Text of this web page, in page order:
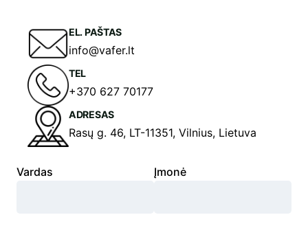
EL. PAŠTAS
info@vafer.lt
TEL
+370 627 70177
ADRESAS
Rasų g. 46, LT-11351, Vilnius, Lietuva
Vardas Įmonė